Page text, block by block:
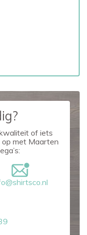
of iets
met Maarten